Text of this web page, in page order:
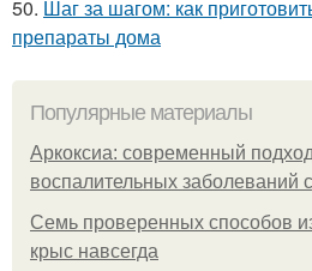
50. Шаг за шагом: как
препараты дома
Популярные материалы
Аркоксиа: современный
воспалительных заболеваний
Семь проверенных способов
крыс навсегда